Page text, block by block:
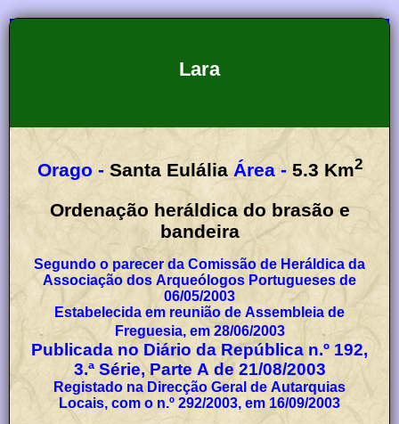
Lara
Orago - Santa Eulália Área - 5.3 Km2
Ordenação heráldica do brasão e
bandeira
Segundo o parecer da Comissão de Heráldica da
Associação dos Arqueólogos Portugueses de
06/05/2003
Estabelecida em reunião de Assembleia de
Freguesia, em 28/06/2003
Publicada no Diário da República n.º 192,
3.ª Série, Parte A de 21/08/2003
Registado na Direcção Geral de Autarquias
Locais, com o n.º 292/2003, em 16/09/2003